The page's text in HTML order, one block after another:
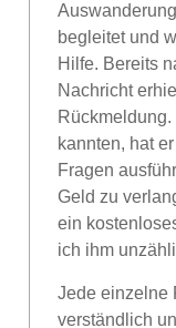
begleitet und
Hilfe. Bereits
Nachricht
kannten, hat
Fragen
Geld zu
ein
ich ihm
Jede einzelne
verständlich